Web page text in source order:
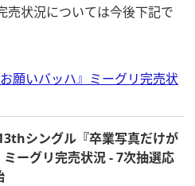
売状況については今後下記で
願いバッハ』ミーグリ完売状
シングル『卒業写真だけが
ミーグリ完売状況 - 7次抽選応